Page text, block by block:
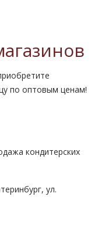
по оптовым ценам!
кондитерских
ул.